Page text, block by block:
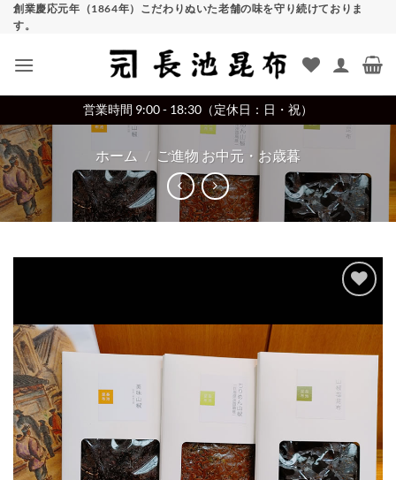
Skip創業慶応元年（1864年）こだわりぬいた老舗の味を守り続けておりま
す。
営業時間 9:00 - 18:30（定休日：日・祝）
ホーム / ご進物 お中元・お歳暮
wishlist